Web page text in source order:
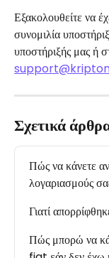
Εξακολουθείτε να
συνομιλία
υποστήριξής μας ή
Σχετικά
Πώς να κάνετε
λογαριασμούς
Γιατί
Πώς μπορώ να